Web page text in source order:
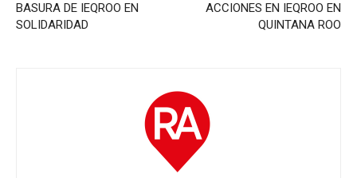
BASURA DE IEQROO EN
SOLIDARIDAD
ACCIONES EN IEQROO EN
QUINTANA ROO